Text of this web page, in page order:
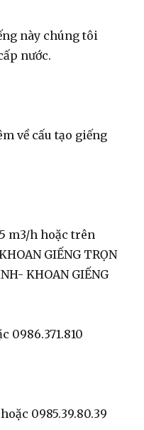
này chúng tôi
nước.
về cấu tạo giếng
m3/h hoặc trên
GIẾNG TRỌN
KHOAN GIẾNG
0986.371.810
0985.39.80.39